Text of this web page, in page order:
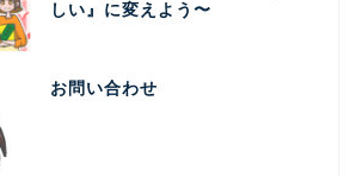
しい』に変えよう〜
お問い合わせ